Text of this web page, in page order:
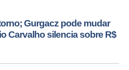
Gurgacz pode mudar
Carvalho silencia sobre R$